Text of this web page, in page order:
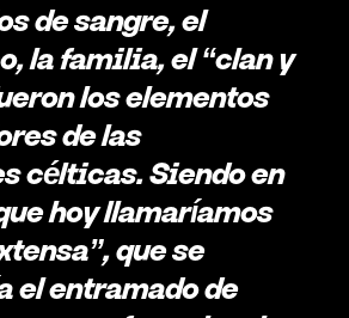
de sangre, el
la familia, el “clan y
los elementos
de las
célticas. Siendo en
hoy llamaríamos
que se
el entramado de